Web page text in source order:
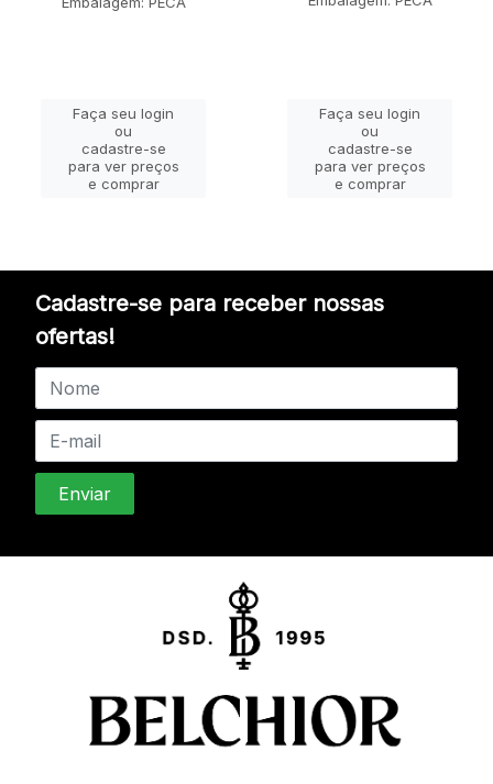
Faça seu login
ou
cadastre-se
para ver preços
e comprar
Faça seu login
ou
cadastre-se
para ver preços
e comprar
Cadastre-se para receber nossas
ofertas!